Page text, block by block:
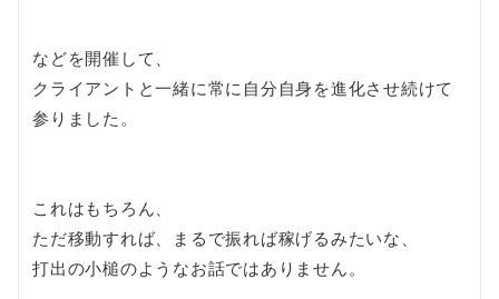
などを開催して、
クライアントと一緒に常に自分自身を進化させ続けて
参りました。
これはもちろん、
ただ移動すれば、まるで振れば稼げるみたいな、
打出の小槌のようなお話ではありません。